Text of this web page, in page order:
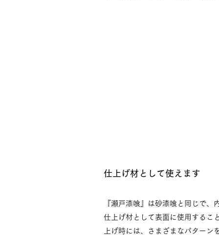
仕上げ材として使えます
『瀬戸漆喰』は砂漆喰と同じで
仕上げ材として表面に使用するこ
上げ時には、さまざまなパター